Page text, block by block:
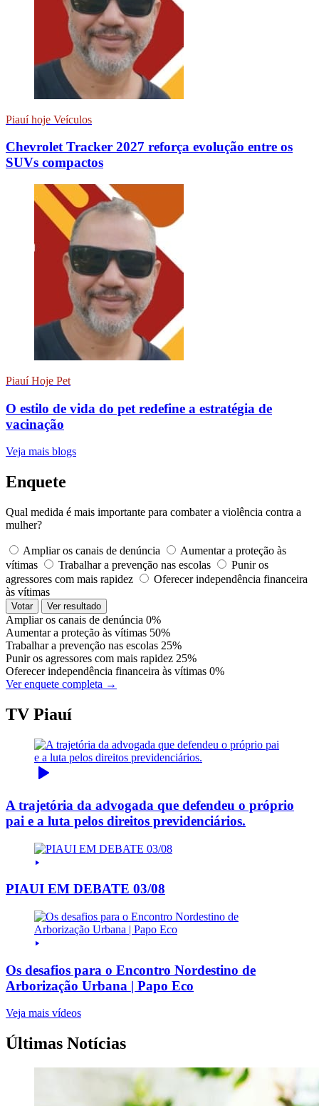
Piauí hoje Veículos
Chevrolet Tracker 2027 reforça evolução entre os
SUVs compactos
Piauí Hoje Pet
O estilo de vida do pet redefine a estratégia de
vacinação
Veja mais blogs
Enquete
Qual medida é mais importante para combater a violência contra a
mulher?
Ampliar os canais de denúncia
Aumentar a proteção às
vítimas
Trabalhar a prevenção nas escolas
Punir os
agressores com mais rapidez
Oferecer independência financeira
às vítimas
Votar Ver resultado
Ampliar os canais de denúncia 0%
Aumentar a proteção às vítimas 50%
Trabalhar a prevenção nas escolas 25%
Punir os agressores com mais rapidez 25%
Oferecer independência financeira às vítimas 0%
Ver enquete completa →
TV Piauí
A trajetória da advogada que defendeu o próprio
pai e a luta pelos direitos previdenciários.
PIAUI EM DEBATE 03/08
Os desafios para o Encontro Nordestino de
Arborização Urbana | Papo Eco
Veja mais vídeos
Últimas Notícias